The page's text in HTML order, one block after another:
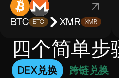
BTC BTC XMR XMR
四个简单步
DEX兑换 跨链兑换